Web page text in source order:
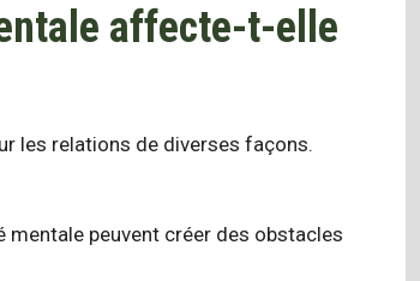
affecte-t-elle
les relations de diverses façons.
mentale peuvent créer des obstacles